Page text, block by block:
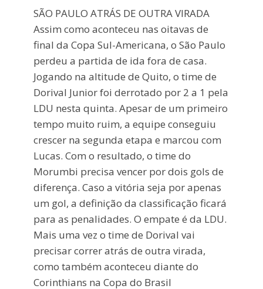
SÃO PAULO ATRÁS DE OUTRA VIRADA
Assim como aconteceu nas oitavas de
final da Copa Sul-Americana, o São Paulo
perdeu a partida de ida fora de casa.
Jogando na altitude de Quito, o time de
Dorival Junior foi derrotado por 2 a 1 pela
LDU nesta quinta. Apesar de um primeiro
tempo muito ruim, a equipe conseguiu
crescer na segunda etapa e marcou com
Lucas. Com o resultado, o time do
Morumbi precisa vencer por dois gols de
diferença. Caso a vitória seja por apenas
um gol, a definição da classificação ficará
para as penalidades. O empate é da LDU.
Mais uma vez o time de Dorival vai
precisar correr atrás de outra virada,
como também aconteceu diante do
Corinthians na Copa do Brasil